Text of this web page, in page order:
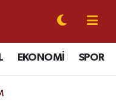
EKONOMİ SPOR
Eczaneler